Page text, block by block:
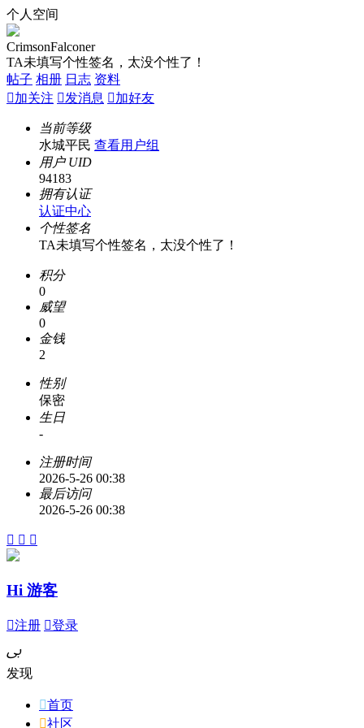
个人空间
CrimsonFalconer
TA未填写个性签名，太没个性了！
帖子 相册 日志 资料
加关注 发消息 加好友
当前等级
水城平民 查看用户组
用户 UID
94183
拥有认证
认证中心
个性签名
TA未填写个性签名，太没个性了！
积分
0
威望
0
金钱
2
性别
保密
生日
-
注册时间
2026-5-26 00:38
最后访问
2026-5-26 00:38
  
Hi 游客
注册 登录
ﰉ
发现
首页
社区